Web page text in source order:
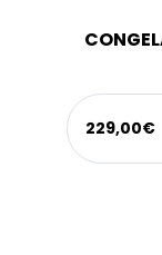
229,00€